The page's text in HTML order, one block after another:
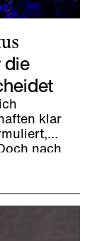
die
klar
nach
sind als